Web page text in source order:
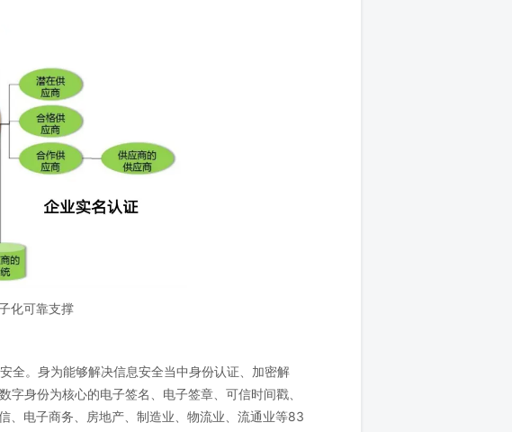
化可靠支撑
全。身为能够解决信息安全当中身份认证、加密解
身份为核心的电子签名、电子签章、可信时间戳、
、电子商务、房地产、制造业、物流业、流通业等83